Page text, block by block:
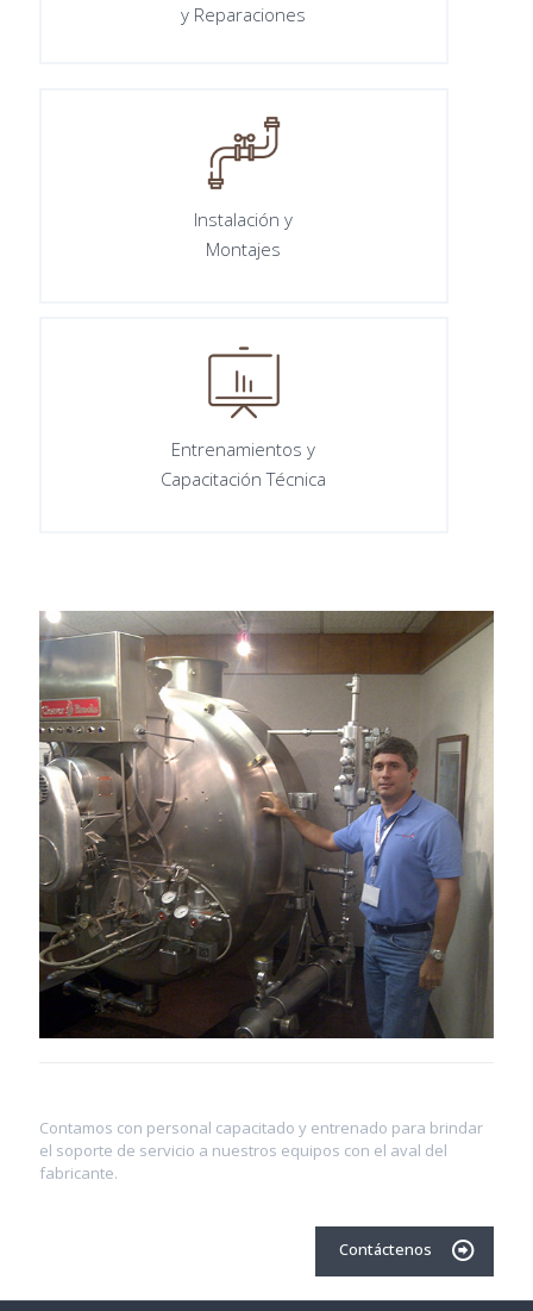
y Reparaciones
Instalación y
Montajes
Entrenamientos y
Capacitación Técnica
Contamos con personal capacitado y entrenado para brindar
el soporte de servicio a nuestros equipos con el aval del
fabricante.
Contáctenos